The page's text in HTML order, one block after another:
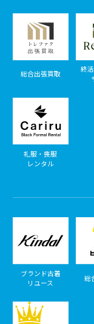
総合出張買取
終
礼服・喪服
レンタル
ブランド古着
リユース
総